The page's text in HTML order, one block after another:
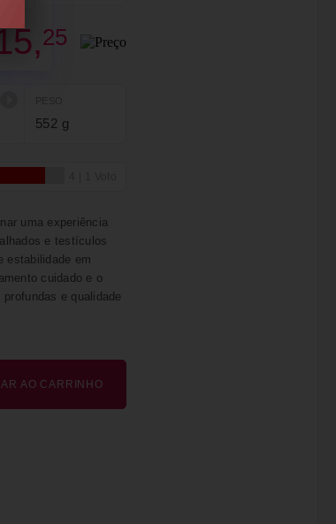
25
552 g
uma experiência
e testículos
estabilidade em
cuidado e o
e qualidade
AO CARRINHO